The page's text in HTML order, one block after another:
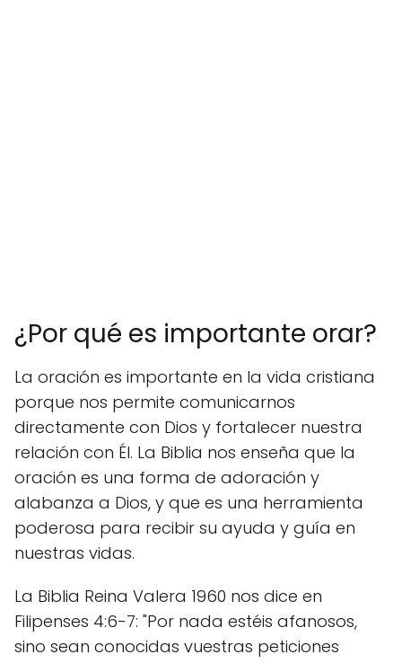
¿Por qué es importante orar?
La oración es importante en la vida cristiana
porque nos permite comunicarnos
directamente con Dios y fortalecer nuestra
relación con Él. La Biblia nos enseña que la
oración es una forma de adoración y
alabanza a Dios, y que es una herramienta
poderosa para recibir su ayuda y guía en
nuestras vidas.
La Biblia Reina Valera 1960 nos dice en
Filipenses 4:6-7: "Por nada estéis afanosos,
sino sean conocidas vuestras peticiones